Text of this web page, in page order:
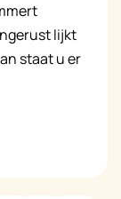
lijkt
staat u er